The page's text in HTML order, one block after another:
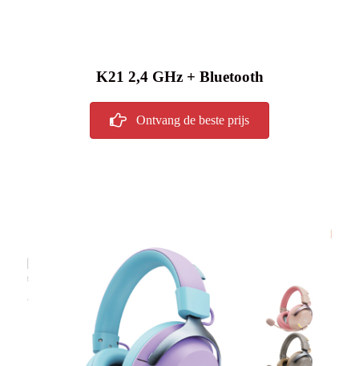
K21 2,4 GHz + Bluetooth
Ontvang de beste prijs